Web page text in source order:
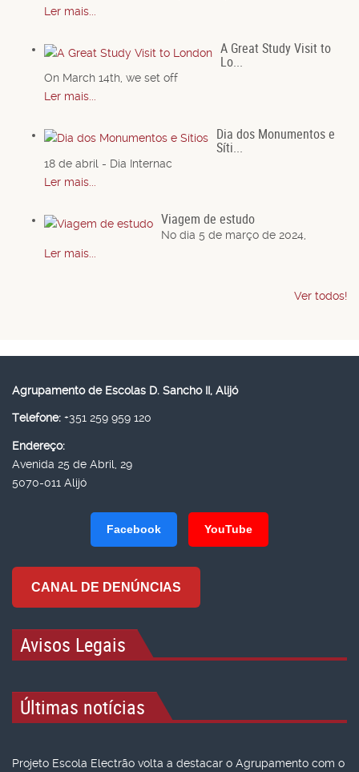
Ler mais...
A Great Study Visit to
Lo...
On March 14th, we set off
Ler mais...
Dia dos Monumentos e
Síti...
18 de abril - Dia Internac
Ler mais...
Viagem de estudo
No dia 5 de março de 2024,
Ler mais...
Ver todos!
Agrupamento de Escolas D. Sancho II, Alijó
Telefone: +351 259 959 120
Endereço:
Avenida 25 de Abril, 29
5070-011 Alijó
Facebook YouTube
CANAL DE DENÚNCIAS
Avisos Legais
Últimas notícias
Projeto Escola Electrão volta a destacar o Agrupamento com o